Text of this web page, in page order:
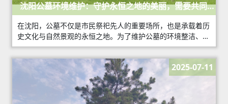
沈阳公墓环境维护：守护永恒之地的美丽，需要共同出
资
在沈阳，公墓不仅是市民祭祀先人的重要场所，也是承载着历
史文化与自然景观的永恒之地。为了维护公墓的环境整洁、美
观，保障每一位逝者的尊严与家属的安宁，环境维护工作不可
或缺。那么，沈阳公墓的环境维护是否需要
2025-07-11